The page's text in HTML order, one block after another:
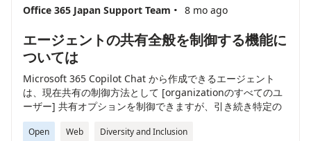
Office 365 Japan Support Team · 8 mo ago
エージェントの共有全般を制御する機能に
ついては
Microsoft 365 Copilot Chat から作成できるエージェント
は、現在共有の制御方法として [organizationのすべてのユ
ーザー] 共有オプションを制御できますが、引き続き特定の
ユーザーやグループを指定して共有が可能です。 特定のユー
ザーやグループとの共有を含めて、エージェントの共有全般
Open Web Diversity and Inclusion